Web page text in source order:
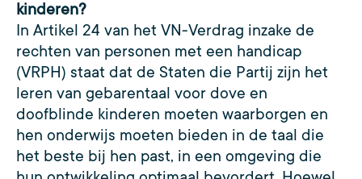
kinderen?
In Artikel 24 van het VN-Verdrag inzake de
rechten van personen met een handicap
(VRPH) staat dat de Staten die Partij zijn het
leren van gebarentaal voor dove en
doofblinde kinderen moeten waarborgen en
hen onderwijs moeten bieden in de taal die
het beste bij hen past, in een omgeving die